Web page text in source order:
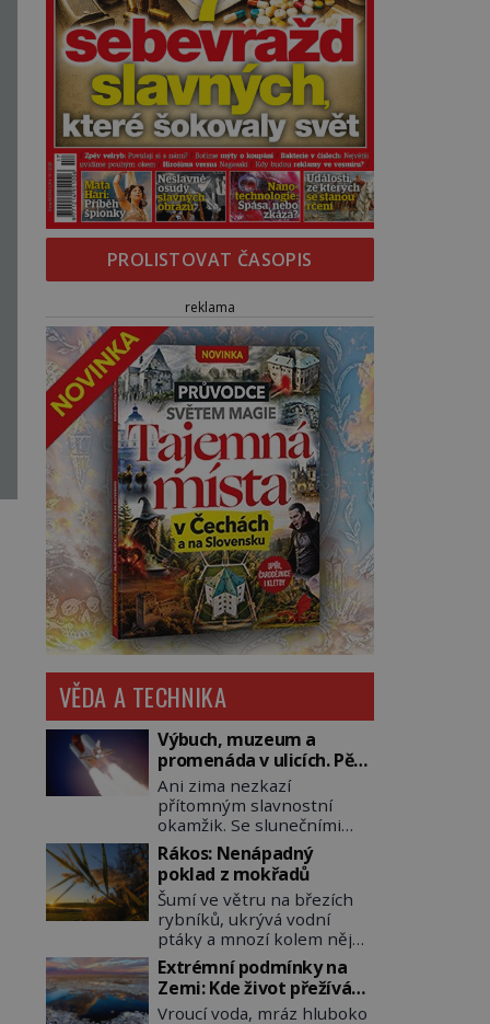
PROLISTOVAT ČASOPIS
reklama
VĚDA A TECHNIKA
Výbuch, muzeum a
promenáda v ulicích. Pět
osudů nejslavnějších
raketoplánů
Ani zima nezkazí
přítomným slavnostní
okamžik. Se slunečními
brýlemi hledí na startující
raketu, která má do
vesmíru vynést kromě
posádky také obyčejnou
učitelku. Po několika
sekundách všem ztuhnou
úsměvy, stroj totiž
exploduje. Jejich
konstrukce není z levného
Rákos: Nenápadný
poklad z mokřadů
Šumí ve větru na březích
rybníků, ukrývá vodní
ptáky a mnozí kolem něj
procházejí bez povšimnutí.
Přesto právě rákos
pomáhal stavět domy,
vyrábět lodě, zapisovat
Extrémní podmínky na
Zemi: Kde život přežívá
navzdory všemu
Vroucí voda, mráz hluboko